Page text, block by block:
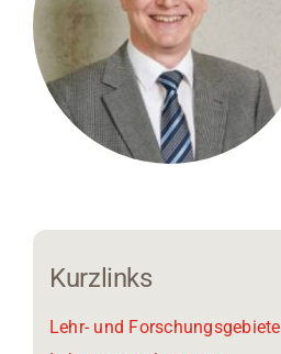
News
Veranstaltungen
Kurzlinks
Lehr- und Forschungsgebiete